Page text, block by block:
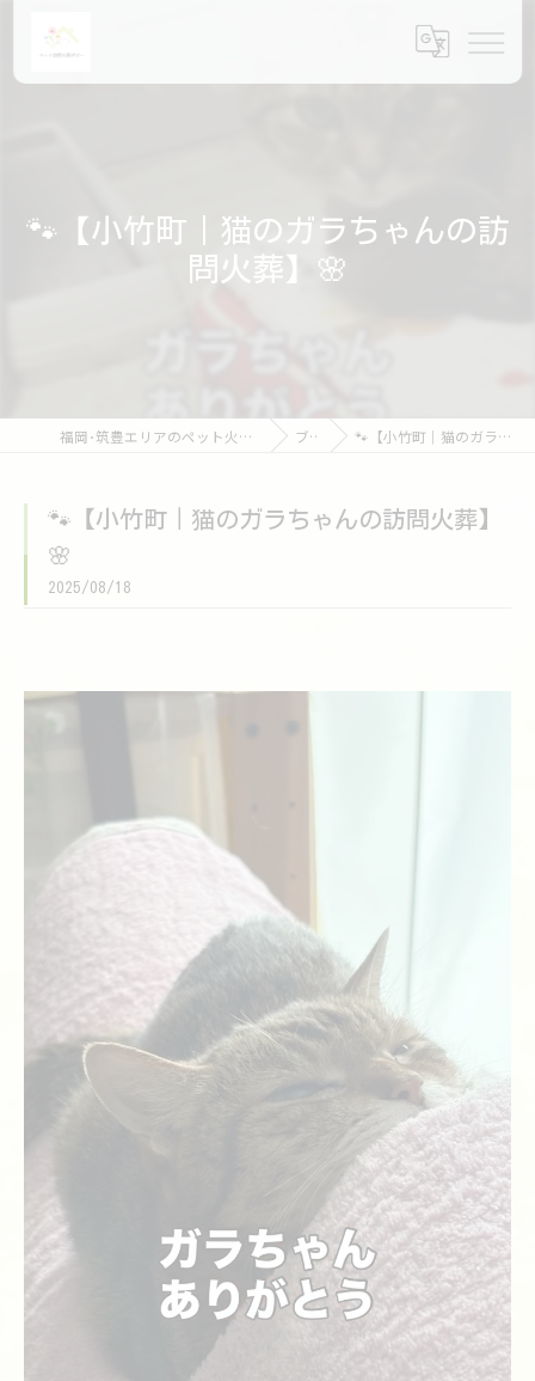
🐾【小竹町｜猫のガラちゃんの訪
問火葬】🌸
福岡･筑豊エリアのペット火葬ならペット訪問火葬ポピー ブログ 🐾【小竹町｜猫のガラちゃんの訪問火葬】🌸
🐾【小竹町｜猫のガラちゃんの訪問火葬】
🌸
2025/08/18